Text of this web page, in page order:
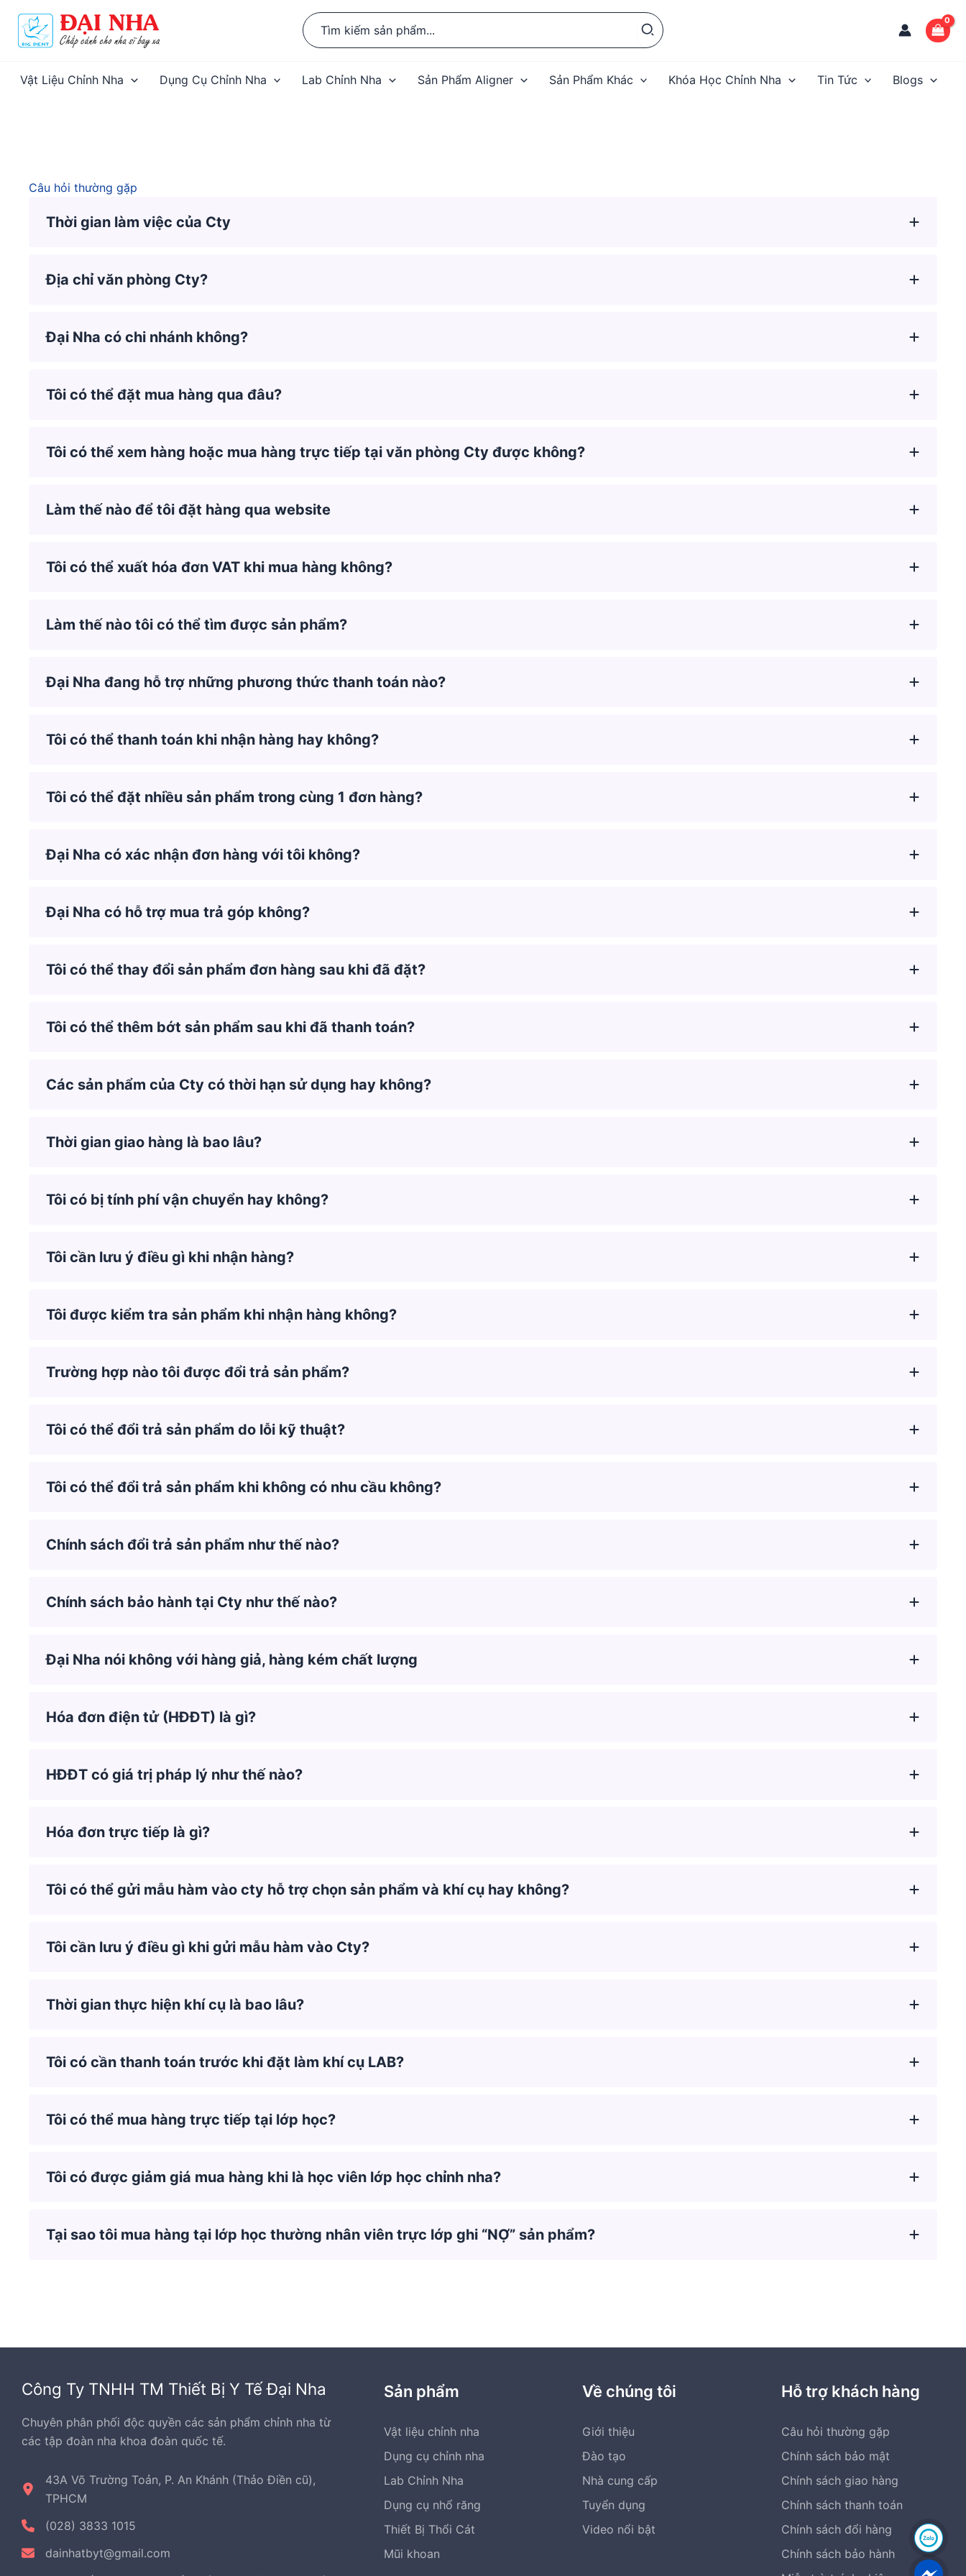
Search
for:
Vật Liệu Chỉnh Nha Dụng Cụ Chỉnh Nha Lab Chỉnh Nha Sản Phẩm Aligner Sản Phẩm Khác Khóa Học Chỉnh Nha Tin Tức Blogs
Câu hỏi thường gặp
Thời gian làm việc của Cty
Địa chỉ văn phòng Cty?
Đại Nha có chi nhánh không?
Tôi có thể đặt mua hàng qua đâu?
Tôi có thể xem hàng hoặc mua hàng trực tiếp tại văn phòng Cty được không?
Làm thế nào để tôi đặt hàng qua website
Tôi có thể xuất hóa đơn VAT khi mua hàng không?
Làm thế nào tôi có thể tìm được sản phẩm?
Đại Nha đang hỗ trợ những phương thức thanh toán nào?
Tôi có thể thanh toán khi nhận hàng hay không?
Tôi có thể đặt nhiều sản phẩm trong cùng 1 đơn hàng?
Đại Nha có xác nhận đơn hàng với tôi không?
Đại Nha có hỗ trợ mua trả góp không?
Tôi có thể thay đổi sản phẩm đơn hàng sau khi đã đặt?
Tôi có thể thêm bớt sản phẩm sau khi đã thanh toán?
Các sản phẩm của Cty có thời hạn sử dụng hay không?
Thời gian giao hàng là bao lâu?
Tôi có bị tính phí vận chuyển hay không?
Tôi cần lưu ý điều gì khi nhận hàng?
Tôi được kiểm tra sản phẩm khi nhận hàng không?
Trường hợp nào tôi được đổi trả sản phẩm?
Tôi có thể đổi trả sản phẩm do lỗi kỹ thuật?
Tôi có thể đổi trả sản phẩm khi không có nhu cầu không?
Chính sách đổi trả sản phẩm như thế nào?
Chính sách bảo hành tại Cty như thế nào?
Đại Nha nói không với hàng giả, hàng kém chất lượng
Hóa đơn điện tử (HĐĐT) là gì?
HĐĐT có giá trị pháp lý như thế nào?
Hóa đơn trực tiếp là gì?
Tôi có thể gửi mẫu hàm vào cty hỗ trợ chọn sản phẩm và khí cụ hay không?
Tôi cần lưu ý điều gì khi gửi mẫu hàm vào Cty?
Thời gian thực hiện khí cụ là bao lâu?
Tôi có cần thanh toán trước khi đặt làm khí cụ LAB?
Tôi có thể mua hàng trực tiếp tại lớp học?
Tôi có được giảm giá mua hàng khi là học viên lớp học chỉnh nha?
Tại sao tôi mua hàng tại lớp học thường nhân viên trực lớp ghi “NỢ” sản phẩm?
Công Ty TNHH TM Thiết Bị Y Tế Đại Nha
Chuyên phân phối độc quyền các sản phẩm chỉnh nha từ
các tập đoàn nha khoa đoàn quốc tế.
43A Võ Trường Toản, P. An Khánh (Thảo Điền cũ),
TPHCM
(028) 3833 1015
dainhatbyt@gmail.com
Sản phẩm
Vật liệu chỉnh nha
Dụng cụ chỉnh nha
Lab Chỉnh Nha
Dụng cụ nhổ răng
Thiết Bị Thổi Cát
Mũi khoan
Về chúng tôi
Giới thiệu
Đào tạo
Nhà cung cấp
Tuyển dụng
Video nổi bật
Hỗ trợ khách hàng
Câu hỏi thường gặp
Chính sách bảo mật
Chính sách giao hàng
Chính sách thanh toán
Chính sách đổi hàng
Chính sách bảo hành